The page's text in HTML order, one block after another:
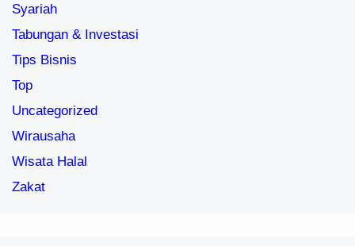
Syariah
Tabungan & Investasi
Tips Bisnis
Top
Uncategorized
Wirausaha
Wisata Halal
Zakat